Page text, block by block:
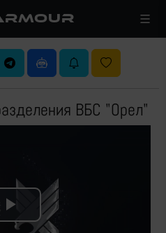
ВБС "Орел"
Play